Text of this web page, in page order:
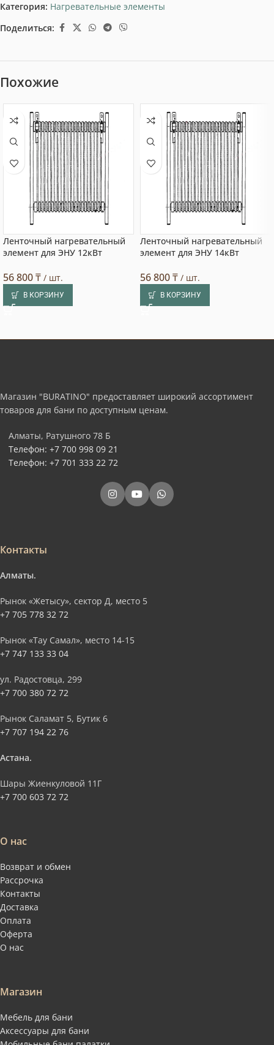
Категория: Нагревательные элементы
Поделиться:
Похожие
Ленточный нагревательный
элемент для ЭНУ 12кВт
56 800₸ / шт.
В КОРЗИНУ
Ленточный нагревательный
элемент для ЭНУ 14кВт
56 800₸ / шт.
В КОРЗИНУ
Магазин "BURATINO" предоставляет широкий ассортимент
товаров для бани по доступным ценам.
Алматы, Ратушного 78 Б
Телефон: +7 700 998 09 21
Телефон: +7 701 333 22 72
Контакты
Алматы.
Рынок «Жетысу», сектор Д, место 5
+7 705 778 32 72
Рынок «Тау Самал», место 14-15
+7 747 133 33 04
ул. Радостовца, 299
+7 700 380 72 72
Рынок Саламат 5, Бутик 6
+7 707 194 22 76
Астана.
Шары Жиенкуловой 11Г
+7 700 603 72 72
О нас
Возврат и обмен
Рассрочка
Контакты
Доставка
Оплата
Оферта
О нас
Магазин
Мебель для бани
Аксессуары для бани